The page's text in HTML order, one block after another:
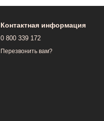
Контактная информация
0 800 339 172
Перезвонить вам?